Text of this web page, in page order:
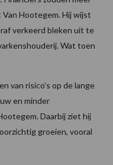
Hootegem. Hij wijst
verkeerd bleken uit te
Wat toen
van risico’s op de lange
en minder
Daarbij ziet hij
groeien, vooral